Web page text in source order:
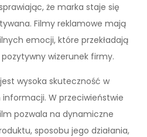
że marka staje się
Filmy reklamowe mają
emocji, które przekładają
wizerunek firmy.
wysoka skuteczność w
informacji. W przeciwieństwie
pozwala na dynamiczne
sposobu jego działania,